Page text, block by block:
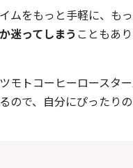
ムをもっと手軽に、も
迷ってしまう こともあ
モトコーヒーロースタ
ので、自分にぴったり